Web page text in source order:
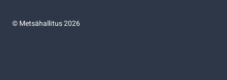
©Metsähallitus 2026